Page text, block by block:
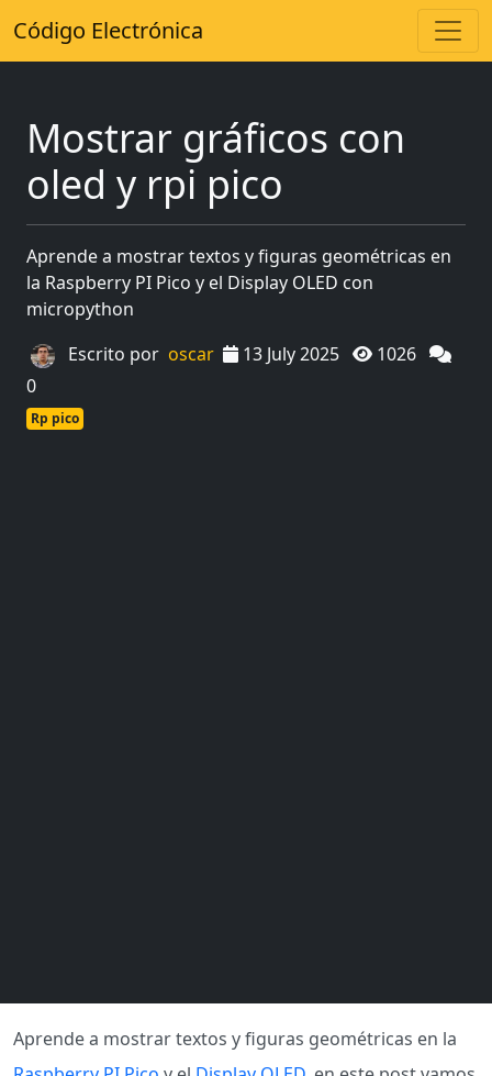
Código Electrónica
Mostrar gráficos con
oled y rpi pico
Aprende a mostrar textos y figuras geométricas en
la Raspberry PI Pico y el Display OLED con
micropython
Escrito por oscar 13 July 2025
1026
0
Rp pico
Aprende a mostrar textos y figuras geométricas en la